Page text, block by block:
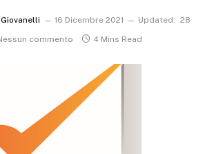
16 Dicembre 2021 Updated: 28
commento 4 Mins Read